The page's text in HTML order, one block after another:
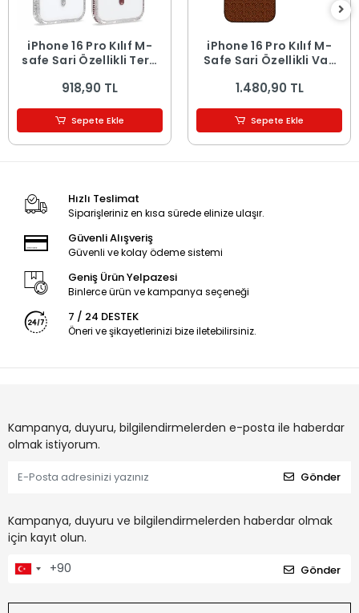
iPhone 16 Pro Kılıf M-
safe Şarj Özellikli Tera
918,90 TL
Sepete Ekle
iPhone 16 Pro Kılıf M-
Safe Şarj Özellikli Vax
1.480,90 TL
Sepete Ekle
Hızlı Teslimat
Siparişleriniz en kısa sürede elinize ulaşır.
Güvenli Alışveriş
Güvenli ve kolay ödeme sistemi
Geniş Ürün Yelpazesi
Binlerce ürün ve kampanya seçeneği
7 / 24 DESTEK
Öneri ve şikayetlerinizi bize iletebilirsiniz.
Kampanya, duyuru, bilgilendirmelerden e-posta ile haberdar
olmak istiyorum.
Gönder
Kampanya, duyuru ve bilgilendirmelerden haberdar olmak
için kayıt olun.
Gönder